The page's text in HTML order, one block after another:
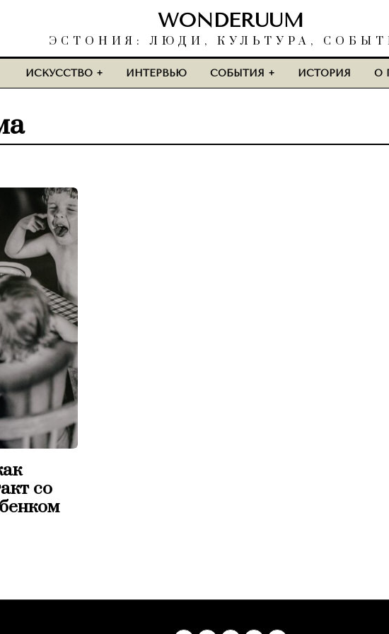
WONDERUUM
ЭСТОНИЯ: ЛЮДИ, КУЛЬТУРА,
ИСКУССТВО ИНТЕРВЬЮ СОБЫТИЯ ИСТОРИЯ О
со